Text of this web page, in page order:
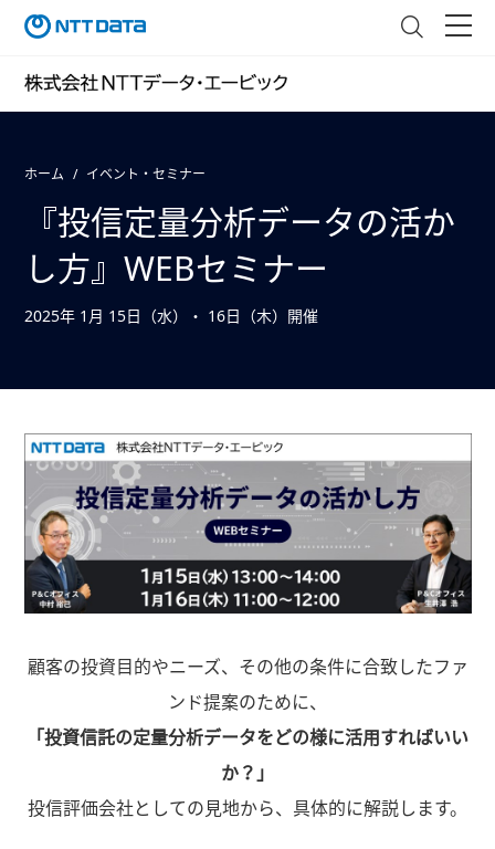
ホーム イベント・セミナー
『投信定量分析データの活か
し方』WEBセミナー
2025年 1月 15日（水）・ 16日（木）開催
顧客の投資目的やニーズ、その他の条件に合致したファ
ンド提案のために、
「投資信託の定量分析データをどの様に活用すればいい
か？」
投信評価会社としての見地から、具体的に解説します。